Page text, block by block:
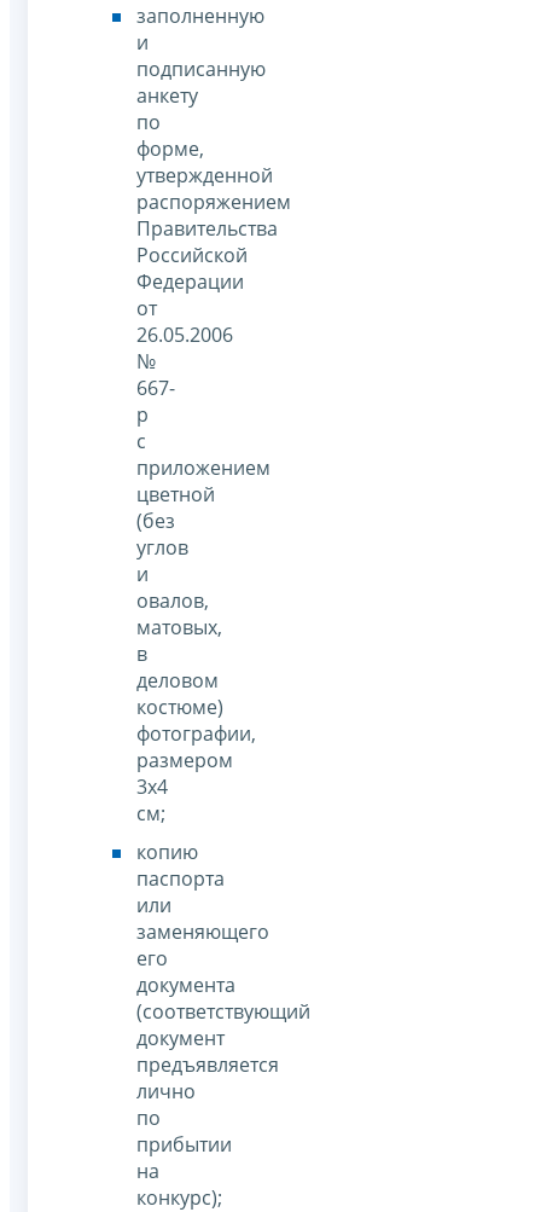
заполненную
и
подписанную
анкету
по
форме,
утвержденной
распоряжением
Правительства
Российской
Федерации
от
26.05.2006
№
667-
р
с
приложением
цветной
(без
углов
и
овалов,
матовых,
в
деловом
костюме)
фотографии,
размером
3х4
см;
копию
паспорта
или
заменяющего
его
документа
(соответствующий
документ
предъявляется
лично
по
прибытии
на
конкурс);